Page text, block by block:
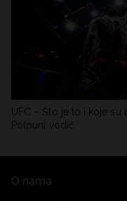
UFC – Što je to i koje su
Potpuni vodič
O nama